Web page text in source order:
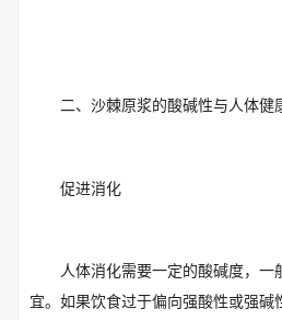
二、沙棘原浆的酸碱性与人体健
促进消化
人体消化需要一定的酸碱度，一
宜。如果饮食过于偏向强酸性或强碱